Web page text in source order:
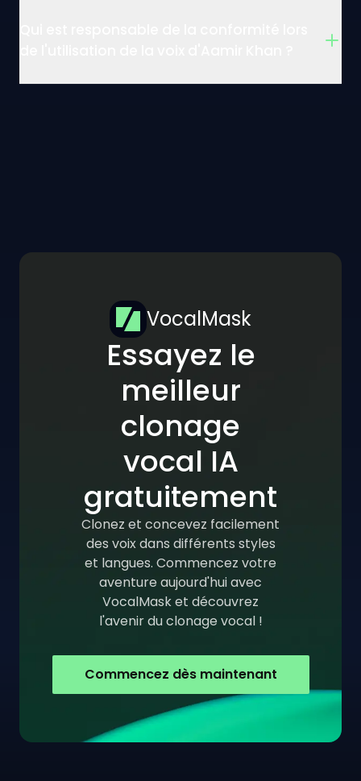
VocalMask
Essayez le
meilleur
clonage
vocal IA
gratuitement
Clonez et concevez facilement
des voix dans différents styles
et langues. Commencez votre
aventure aujourd'hui avec
VocalMask et découvrez
l'avenir du clonage vocal !
Commencez dès maintenant